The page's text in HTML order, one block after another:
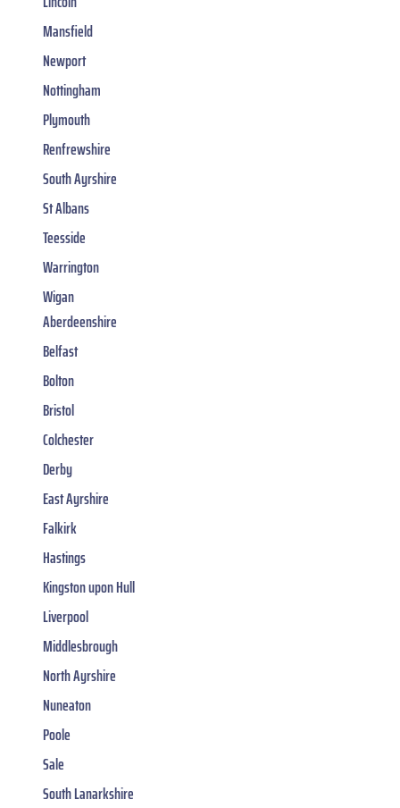
Mansfield
Newport
Nottingham
Plymouth
Renfrewshire
South Ayrshire
St Albans
Teesside
Warrington
Wigan
Aberdeenshire
Belfast
Bolton
Bristol
Colchester
Derby
East Ayrshire
Falkirk
Hastings
Kingston upon Hull
Liverpool
Middlesbrough
North Ayrshire
Nuneaton
Poole
Sale
South Lanarkshire